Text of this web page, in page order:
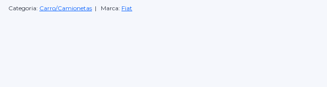
Categoria: Carro/Camionetas | Marca: Fiat